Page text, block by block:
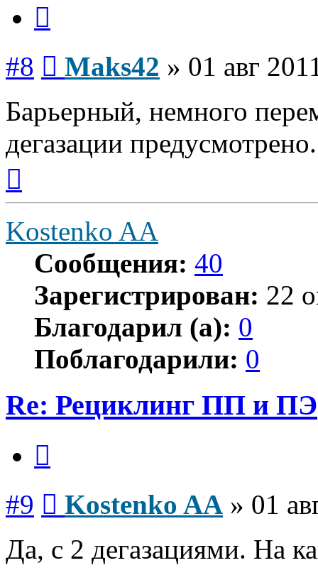
#8 Maks42 » 01 авг
Барьерный, немного
дегазации предусмотрено.
началу
Kostenko AA
Сообщения: 40
Зарегистрирован: 22
Благодарил (а): 0
Поблагодарили: 0
Re: Рециклинг ПП и ПЭ
#9 Kostenko AA » 01
Да, с 2 дегазациями. На